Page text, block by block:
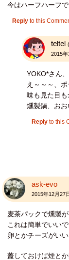
今はハーフハーフで
Reply to this
teltel
2015
YOKO*さん
え～～～、
味も見た目も
燻製鍋、おお
Reply to this
ask-evo
2015年12月27
麦茶パックで燻製
これは簡単でいい
卵とかチーズがい
蓋しておけば煙と